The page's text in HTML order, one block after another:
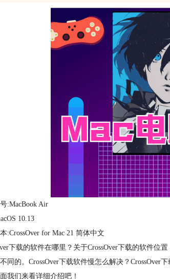
:MacBook Air
10.13
:CrossOver for Mac 21 简体中文
下载的软件在哪里？关于CrossOver下载的软件
同的。CrossOver下载软件慢怎么解决？
我们来看详细介绍吧！